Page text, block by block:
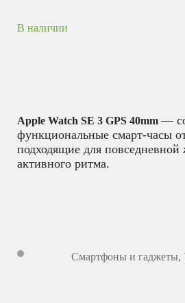
В наличии
Apple Watch SE 3 GPS 40mm —
функциональные смарт-часы
подходящие для повседневной
активного ритма.
Смартфоны и гаджеты,